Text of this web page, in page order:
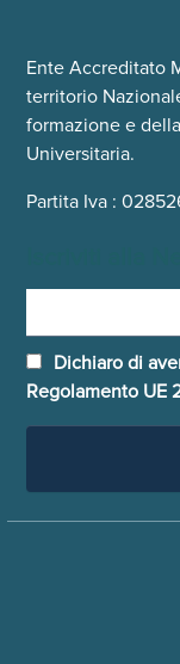
Ente Accreditato
territorio
formazione e
Universitaria.
Partita Iva :
Dichiaro di
Regolamento UE